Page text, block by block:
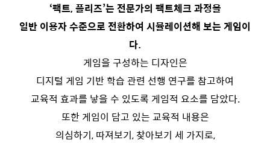
‘팩트, 플리즈’는 전문가의 팩트체크 과정을
일반 이용자 수준으로 전환하여 시뮬레이션해 보는 게임이
다.
게임을 구성하는 디자인은
디지털 게임 기반 학습 관련 선행 연구를 참고하여
교육적 효과를 낳을 수 있도록 게임적 요소를 담았다.
또한 게임이 담고 있는 교육적 내용은
의심하기, 따져보기, 찾아보기 세 가지로,